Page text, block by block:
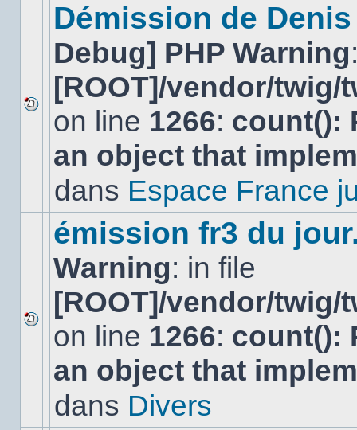
Aucun
nouveau
message
non-
dans
sujet.
Démission de
Debug] PHP Warning
[ROOT]/vendor/
on line 1266: count():
an object that
dans Espace France
Aucun
nouveau
message
non-
dans
émission fr3 du
Warning: in file
[ROOT]/vendor/
on line 1266: count():
an object that
dans Divers